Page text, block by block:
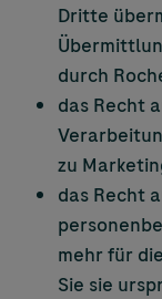
Dritte
durch
das Recht
zu
das Recht
mehr für
Sie sie